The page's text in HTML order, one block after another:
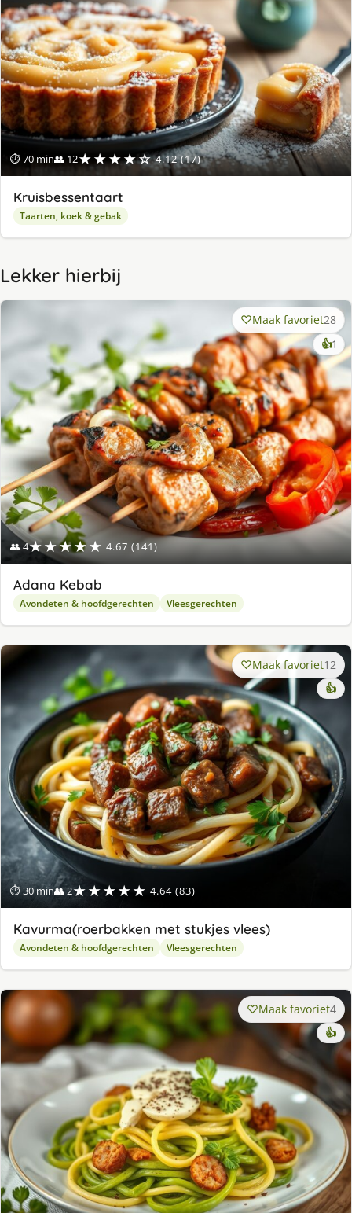
⏱ 70 min👥 12★★★★☆ 4.12 (17)
Kruisbessentaart
Taarten, koek & gebak
Lekker hierbij
👥 4★★★★★ 4.67 (141)
Maak favoriet28
👍1
Adana Kebab
Avondeten & hoofdgerechten Vleesgerechten
⏱ 30 min👥 2★★★★★ 4.64 (83)
Maak favoriet12
👍
Kavurma(roerbakken met stukjes vlees)
Avondeten & hoofdgerechten Vleesgerechten
Maak favoriet4
👍